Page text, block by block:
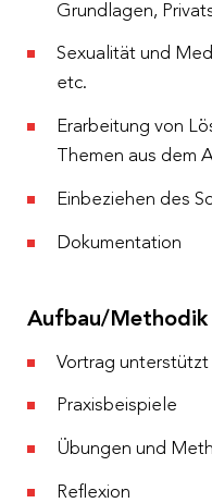
Grundlagen,
Sexualität und
etc.
Erarbeitung von
Themen aus dem
Einbeziehen des
Dokumentation
Aufbau/Methodik
Vortrag unterstützt
Praxisbeispiele
Übungen und
Reflexion